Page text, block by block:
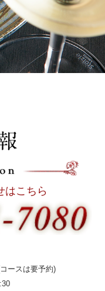
はこちら
ースは要予約)